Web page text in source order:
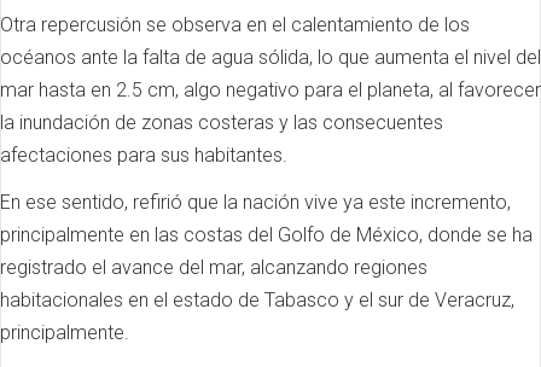
Otra repercusión se observa en el calentamiento de los
océanos ante la falta de agua sólida, lo que aumenta el nivel del
mar hasta en 2.5 cm, algo negativo para el planeta, al favorecer
la inundación de zonas costeras y las consecuentes
afectaciones para sus habitantes.
En ese sentido, refirió que la nación vive ya este incremento,
principalmente en las costas del Golfo de México, donde se ha
registrado el avance del mar, alcanzando regiones
habitacionales en el estado de Tabasco y el sur de Veracruz,
principalmente.